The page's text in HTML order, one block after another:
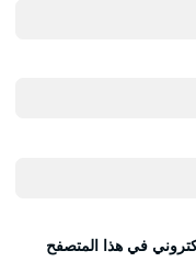
في هذا المتصفح